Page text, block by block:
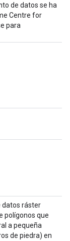
de datos se ha
Centre for
para
datos ráster
polígonos que
a pequeña
de piedra) en